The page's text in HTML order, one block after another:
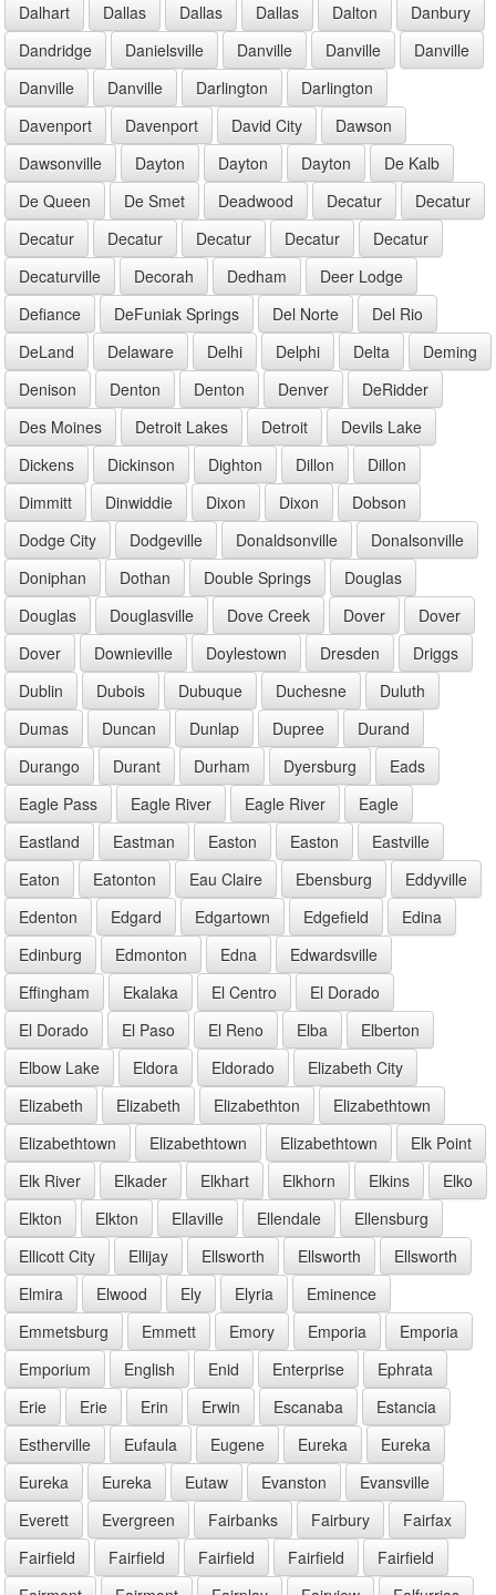
Dalhart
Dallas Dallas Dallas Dalton
Danbury
Dandridge
Danielsville Danville Danville
Danville
Danville
Danville Darlington
Darlington
Davenport
Davenport David City
Dawson
Dawsonville
Dayton Dayton Dayton
De Kalb
De Queen
De Smet Deadwood Decatur
Decatur
Decatur
Decatur Decatur Decatur
Decatur
Decaturville
Decorah Dedham
Deer Lodge
Defiance
DeFuniak Springs Del Norte
Del Rio
DeLand
Delaware Delhi Delphi Delta
Deming
Denison
Denton Denton Denver
DeRidder
Des Moines
Detroit Lakes Detroit
Devils Lake
Dickens
Dickinson Dighton Dillon
Dillon
Dimmitt
Dinwiddie Dixon Dixon
Dobson
Dodge City
Dodgeville Donaldsonville
Donalsonville
Doniphan
Dothan Double Springs
Douglas
Douglas
Douglasville Dove Creek Dover
Dover
Dover
Downieville Doylestown Dresden
Driggs
Dublin
Dubois Dubuque Duchesne
Duluth
Dumas
Duncan Dunlap Dupree
Durand
Durango
Durant Durham Dyersburg
Eads
Eagle Pass
Eagle River Eagle River
Eagle
Eastland
Eastman Easton Easton
Eastville
Eaton
Eatonton Eau Claire Ebensburg
Eddyville
Edenton
Edgard Edgartown Edgefield
Edina
Edinburg
Edmonton Edna
Edwardsville
Effingham
Ekalaka El Centro
El Dorado
El Dorado
El Paso El Reno Elba
Elberton
Elbow Lake
Eldora Eldorado
Elizabeth City
Elizabeth
Elizabeth Elizabethton
Elizabethtown
Elizabethtown
Elizabethtown Elizabethtown
Elk Point
Elk River
Elkader Elkhart Elkhorn Elkins
Elko
Elkton
Elkton Ellaville Ellendale
Ellensburg
Ellicott City
Ellijay Ellsworth Ellsworth
Ellsworth
Elmira
Elwood Ely Elyria
Eminence
Emmetsburg
Emmett Emory Emporia
Emporia
Emporium
English Enid Enterprise
Ephrata
Erie
Erie Erin Erwin Escanaba
Estancia
Estherville
Eufaula Eugene Eureka
Eureka
Eureka
Eureka Eutaw Evanston
Evansville
Everett
Evergreen Fairbanks Fairbury
Fairfax
Fairfield
Fairfield Fairfield Fairfield
Fairfield